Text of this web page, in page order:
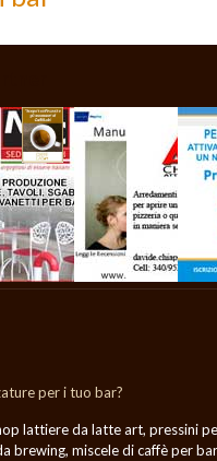
per i tuo bar?
lattiere da latte art, pressini
brewing, miscele di caffè per